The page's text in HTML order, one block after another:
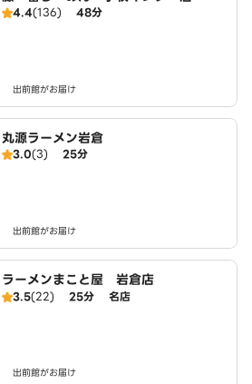
4.4(136) 48分
出前館がお届け
丸源ラーメン岩倉
3.0(3) 25分
出前館がお届け
ラーメンまこと屋 岩倉店
3.5(22) 25分 名店
出前館がお届け